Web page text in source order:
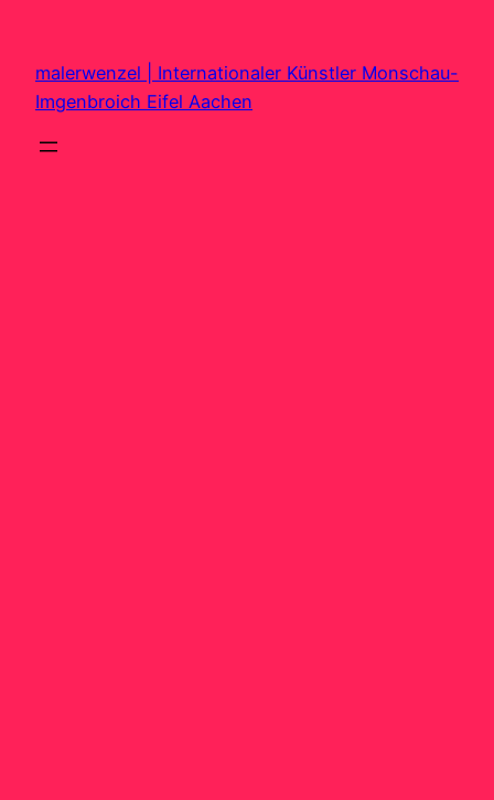
springen
malerwenzel | Internationaler Künstler Monschau-
Imgenbroich Eifel Aachen